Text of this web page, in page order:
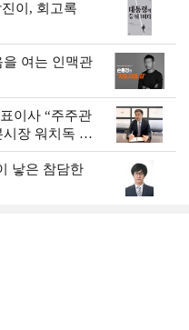
이, 회고록
을 여는 인맥관
이사 “주주관
장 워치독 역
낳은 참담한